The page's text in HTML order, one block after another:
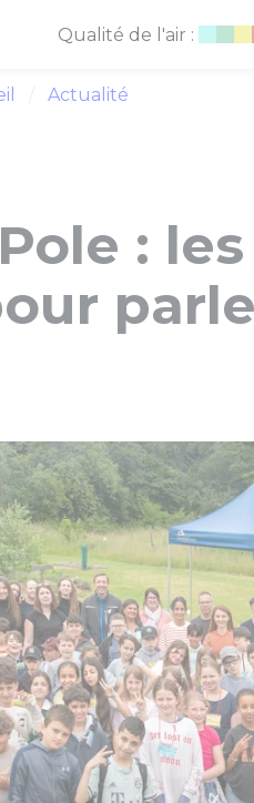
Qualité de l'air :
Actualité
: